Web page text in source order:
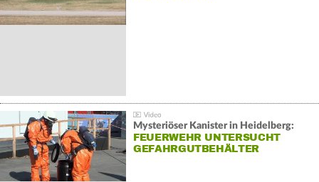
Mysteriöser Kanister in Heidelberg:
FEUERWEHR UNTERSUCHT
GEFAHRGUTBEHÄLTER